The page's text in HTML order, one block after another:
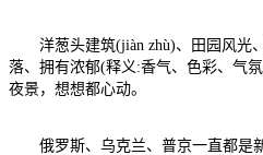
洋葱头建筑(jiàn zhù)、田园风光
落、拥有浓郁(释义:香气、色彩、气
夜景，想想都心动。
俄罗斯、乌克兰、普京一直都是